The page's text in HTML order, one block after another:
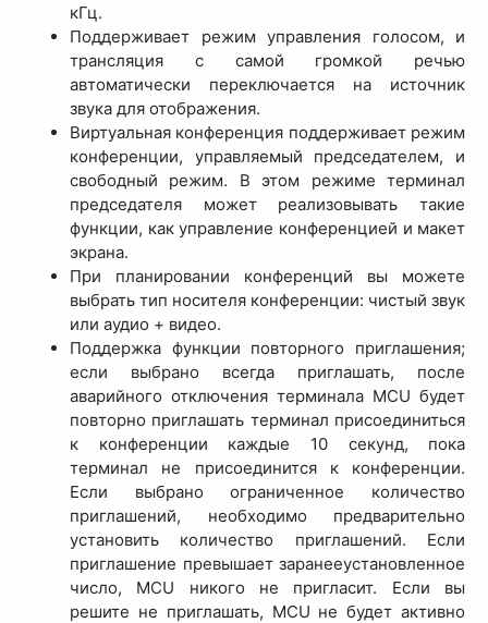
кГц.
Поддерживает режим управления голосом, и
трансляция с самой громкой речью
автоматически переключается на источник
звука для отображения.
Виртуальная конференция поддерживает режим
конференции, управляемый председателем, и
свободный режим. В этом режиме терминал
председателя может реализовывать такие
функции, как управление конференцией и макет
экрана.
При планировании конференций вы можете
выбрать тип носителя конференции: чистый звук
или аудио + видео.
Поддержка функции повторного приглашения;
если выбрано всегда приглашать, после
аварийного отключения терминала MCU будет
повторно приглашать терминал присоединиться
к конференции каждые 10 секунд, пока
терминал не присоединится к конференции.
Если выбрано ограниченное количество
приглашений, необходимо предварительно
установить количество приглашений. Если
приглашение превышает заранееустановленное
число, MCU никого не пригласит. Если вы
решите не приглашать, MCU не будет активно